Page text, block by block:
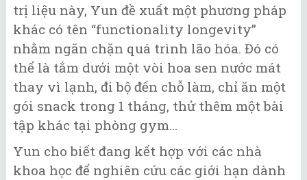
trị liệu này, Yun đề xuất một phương pháp
khác có tên “functionality longevity”
nhằm ngăn chặn quá trình lão hóa. Đó có
thể là tắm dưới một vòi hoa sen nước mát
thay vì lạnh, đi bộ đến chỗ làm, chỉ ăn một
gói snack trong 1 tháng, thử thêm một bài
tập khác tại phòng gym...
Yun cho biết đang kết hợp với các nhà
khoa học để nghiên cứu các giới hạn dành